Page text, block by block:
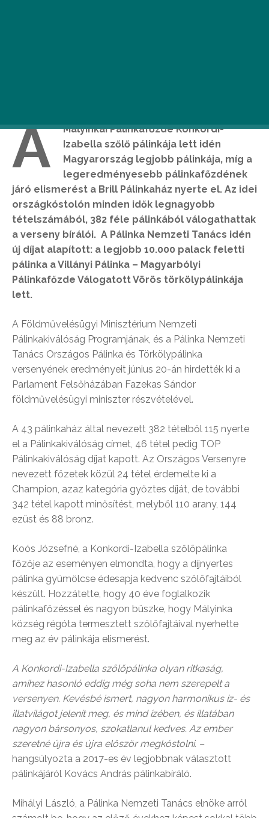
A
Mályinkai Pálinkafőzde Konkordi-
Izabella szőlő pálinkája lett idén
Magyarország legjobb pálinkája, míg a
legeredményesebb pálinkafőzdének
járó elismerést a Brill Pálinkaház nyerte el. Az idei
országkóstolón minden idők legnagyobb
tételszámából, 382 féle pálinkából válogathattak
a verseny bírálói. A Pálinka Nemzeti Tanács idén
új díjat alapított: a legjobb 10.000 palack feletti
pálinka a Villányi Pálinka – Magyarbólyi
Pálinkafőzde Válogatott Vörös törkölypálinkája
lett.
A Földművelésügyi Minisztérium Nemzeti
Pálinkakiválóság Programjának, és a Pálinka Nemzeti
Tanács Országos Pálinka és Törkölypálinka
versenyének eredményeit június 20-án hirdették ki a
Parlament Felsőházában Fazekas Sándor
földművelésügyi miniszter részvételével.
A 43 pálinkaház által nevezett 382 tételből 115 nyerte
el a Pálinkakiválóság címet, 46 tétel pedig TOP
Pálinkakiválóság díjat kapott. Az Országos Versenyre
nevezett főzetek közül 24 tétel érdemelte ki a
Champion, azaz kategória győztes díját, de további
342 tétel kapott minősítést, melyből 110 arany, 144
ezüst és 88 bronz.
Koós Józsefné, a Konkordi-Izabella szőlőpálinka
főzője az eseményen elmondta, hogy a díjnyertes
pálinka gyümölcse édesapja kedvenc szőlőfajtáiból
készült. Hozzátette, hogy 40 éve foglalkozik
pálinkafőzéssel és nagyon büszke, hogy Mályinka
község régóta termesztett szőlőfajtáival nyerhette
meg az év pálinkája elismerést.
A Konkordi-Izabella szőlőpálinka olyan ritkaság,
amihez hasonló eddig még soha nem szerepelt a
versenyen. Kevésbé ismert, nagyon harmonikus íz- és
illatvilágot jelenít meg, és mind ízében, és illatában
nagyon bársonyos, szokatlanul kedves. Az ember
szeretné újra és újra először megkóstolni. –
hangsúlyozta a 2017-es év legjobbnak választott
pálinkájáról Kovács András pálinkabíráló.
Mihályi László, a Pálinka Nemzeti Tanács elnöke arról